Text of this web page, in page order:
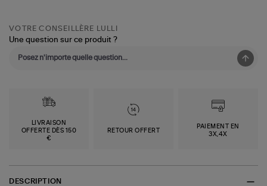
VOTRE CONSEILLÈRE LULLI
Une question sur ce produit ?
LIVRAISON
OFFERTE DÈS 150
€
RETOUR OFFERT
PAIEMENT EN
3X,4X
DESCRIPTION